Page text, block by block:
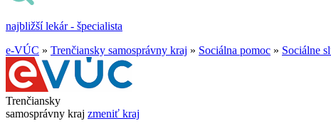
najbližší lekár - špecialista
e-VÚC » Trenčiansky samosprávny kraj » Sociálna pomoc » Sociálne
Trenčiansky
samosprávny kraj zmeniť kraj